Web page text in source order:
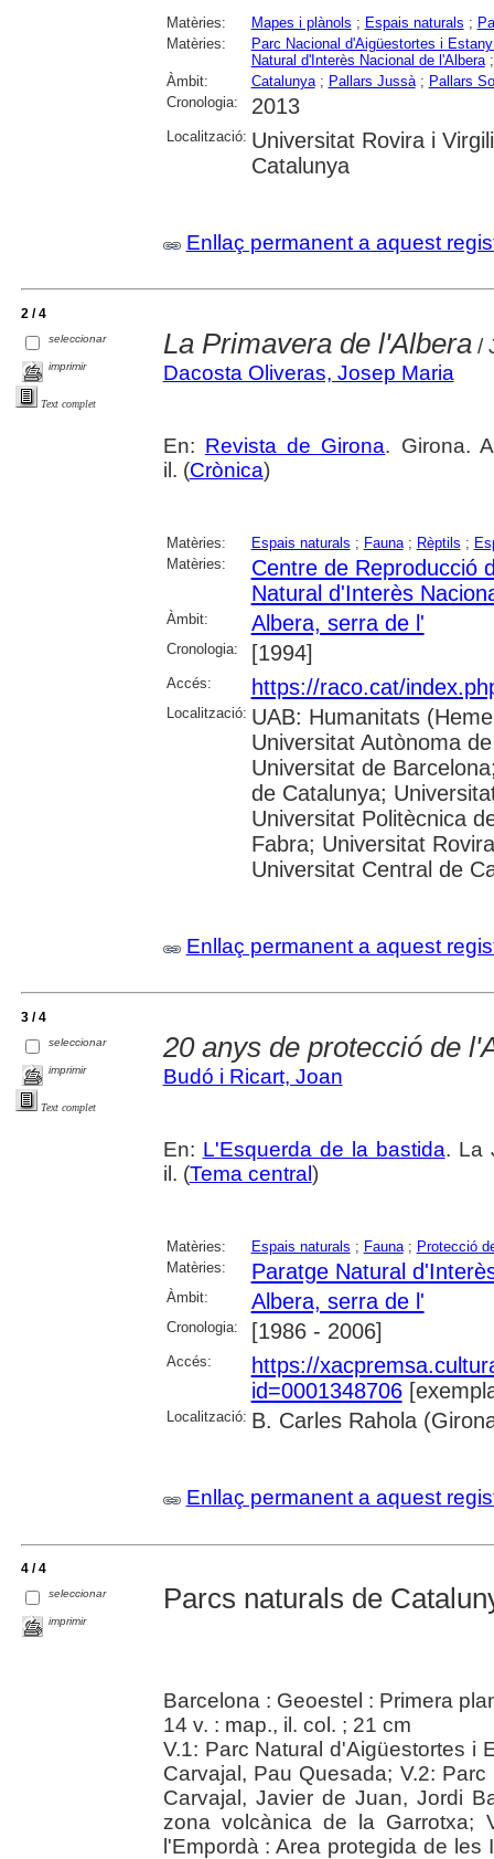
Matèries: Mapes i plànols ; Espais naturals ;
Matèries:
Parc Nacional d'Aigüestortes i
Natural d'Interès Nacional de l'Albera
Àmbit:
Catalunya; Pallars Jussà; Pallars
Cronologia:
2013
Localització: Universitat Rovira i
Catalunya
Enllaç permanent a aquest
2 / 4
seleccionar
imprimir
Text complet
La Primavera de l'Albera/
Dacosta Oliveras, Josep Maria
En: Revista de Girona. Girona.
il. (Crònica)
Matèries: Espais naturals ; Fauna; Rèptils ;
Matèries:
Centre de Reproducció
Natural d'Interès
Àmbit: Albera, serra de l'
Cronologia: [1994]
Accés: https://raco.cat/
Localització: UAB: Humanitats
Universitat Autònoma
Universitat de
de Catalunya;
Universitat Politècnica
Fabra; Universitat
Universitat Central de
Enllaç permanent a aquest
3 / 4
seleccionar
imprimir
Text complet
20 anys de protecció de
Budó i Ricart, Joan
En: L'Esquerda de la bastida. La
il. (Tema central )
Matèries: Espais naturals ; Fauna; Protecció
Matèries:
Paratge Natural
Àmbit: Albera, serra de l'
Cronologia: [1986 - 2006]
Accés:
https://
id=0001348706
Localització: B. Carles Rahola
Enllaç permanent a aquest
4 / 4
seleccionar
imprimir
Parcs naturals de
Barcelona : Geoestel : Primera
14 v. : map., il. col. ; 21 cm
V.1: Parc Natural d'Aigüestortes i
Carvajal, Pau Quesada; V.2:
Carvajal, Javier de Juan, Jordi
zona volcànica de la Garrotxa;
l'Empordà : Area protegida de